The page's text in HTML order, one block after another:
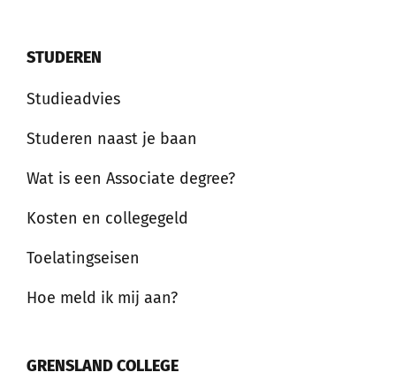
STUDEREN
Studieadvies
Studeren naast je baan
Wat is een Associate degree?
Kosten en collegegeld
Toelatingseisen
Hoe meld ik mij aan?
GRENSLAND COLLEGE